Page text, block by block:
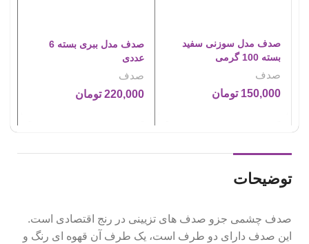
صدف مدل سوزنی سفید
بسته 100 گرمی
صدف
150,000 تومان
صدف مدل ببری بسته 6
عددی
صدف
220,000 تومان
توضیحات
صدف چشمی جزو صدف های تزیینی در رنج اقتصادی است.
این صدف دارای دو طرف است، یک طرف آن قهوه ای رنگ و